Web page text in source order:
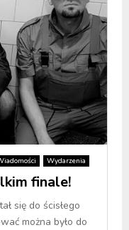
Wydarzenia
finale!
się do ścisłego
można było do